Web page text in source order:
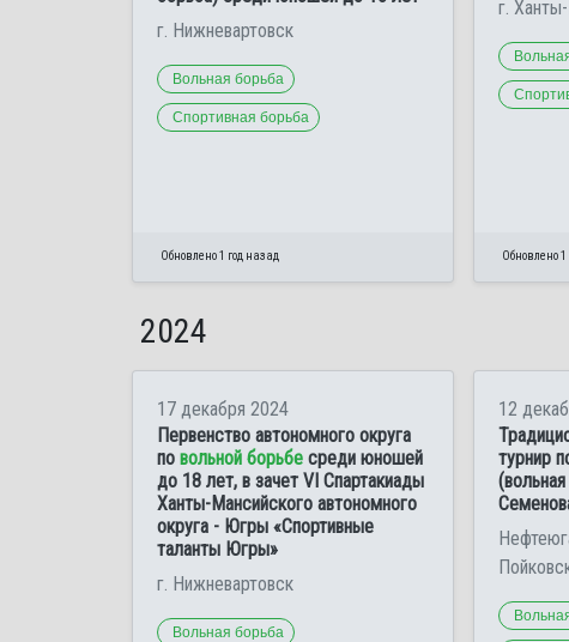
г. Нижневартовск
Вольная борьба
Спортивная борьба
Обновлено 1 год назад
г.
Обновлено
2024
17 декабря 2024
Первенство автономного округа
по вольной борьбе среди юношей
до 18 лет, в зачет VI Спартакиады
Ханты-Мансийского автономного
округа - Югры «Спортивные
таланты Югры»
г. Нижневартовск
Вольная борьба
12
турнир